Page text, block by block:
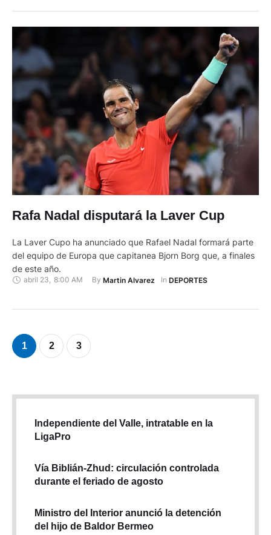
Rafa Nadal disputará la Laver Cup
La Laver Cupo ha anunciado que Rafael Nadal formará parte
del equipo de Europa que capitanea Bjorn Borg que, a finales
de este año.
abril 23, 8:00 AM By Martin Alvarez In DEPORTES
1 2 3
Independiente del Valle, intratable en la
LigaPro
Vía Biblián-Zhud: circulación controlada
durante el feriado de agosto
Ministro del Interior anunció la detención
del hijo de Baldor Bermeo